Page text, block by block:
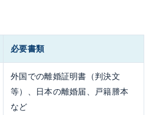
必要書類
外国での離婚証明書（判決文
等）、日本の離婚届、戸籍謄本
など